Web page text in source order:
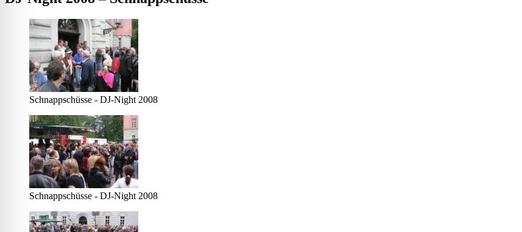
Schnappschüsse - DJ-Night 2008
Schnappschüsse - DJ-Night 2008